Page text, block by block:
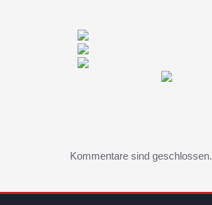
Kommentare sind geschlossen.